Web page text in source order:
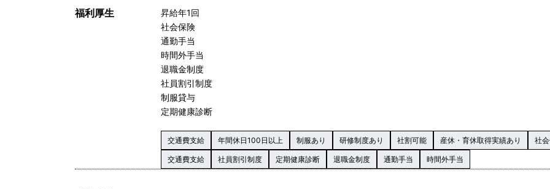
福利厚生
昇給年1回
社会保険
通勤手当
時間外手当
退職金制度
社員割引制度
制服貸与
定期健康診断
交通費支給 年間休日100日以上 制服あり 研修制度あり 社割可能 産休・育休取得実績あり 社
交通費支給 社員割引制度 定期健康診断 退職金制度 通勤手当 時間外手当